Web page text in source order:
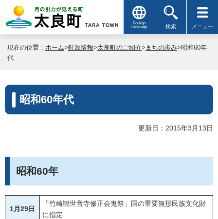
Foreign
Language
検索 メニュー
現在の位置： ホーム>町政情報>太良町のご紹介> まちの歩み>昭和60年
代
昭和60年代
更新日：2015年3月13日
昭和60年
1月29日
「竹崎観世音寺修正会鬼祭」国の重要無形民族文化財
に指定